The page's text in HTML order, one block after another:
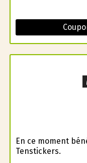
En ce moment
Tenstickers.